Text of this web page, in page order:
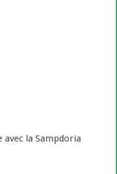
avec la Sampdoria